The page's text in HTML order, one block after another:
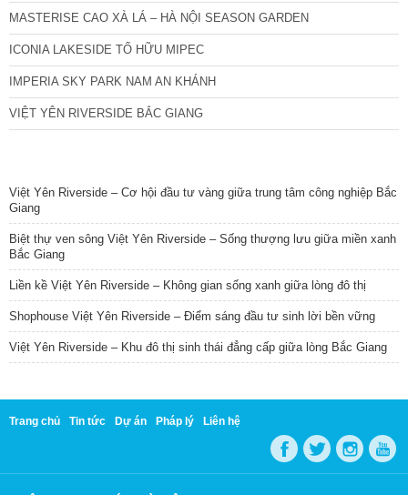
MASTERISE CAO XÀ LÁ – HÀ NỘI SEASON GARDEN
ICONIA LAKESIDE TỐ HỮU MIPEC
IMPERIA SKY PARK NAM AN KHÁNH
VIỆT YÊN RIVERSIDE BẮC GIANG
Việt Yên Riverside – Cơ hội đầu tư vàng giữa trung tâm công nghiệp Bắc
Giang
Biệt thự ven sông Việt Yên Riverside – Sống thượng lưu giữa miền xanh
Bắc Giang
Liền kề Việt Yên Riverside – Không gian sống xanh giữa lòng đô thị
Shophouse Việt Yên Riverside – Điểm sáng đầu tư sinh lời bền vững
Việt Yên Riverside – Khu đô thị sinh thái đẳng cấp giữa lòng Bắc Giang
Trang chủ Tin tức Dự án Pháp lý Liên hệ